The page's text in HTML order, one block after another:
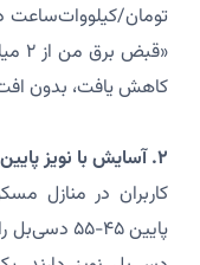
کاهش یافت، بدون
۲. آسایش با نویز پایین
کاربران در منازل